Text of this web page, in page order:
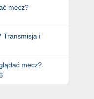
mecz?
Transmisja i
mecz?